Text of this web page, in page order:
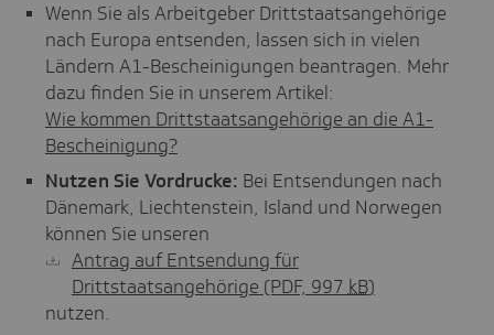
Wenn Sie als Arbeitgeber Drittstaatsangehörige
nach Europa entsenden, lassen sich in vielen
Ländern A1-Bescheinigungen beantragen. Mehr
dazu finden Sie in unserem Artikel:
Wie kommen Drittstaatsangehörige an die A1-
Bescheinigung?
Nutzen Sie Vordrucke: Bei Entsendungen nach
Dänemark, Liechtenstein, Island und Norwegen
können Sie unseren
Antrag auf Entsendung für
Drittstaatsangehörige (PDF, 997kB)
nutzen.